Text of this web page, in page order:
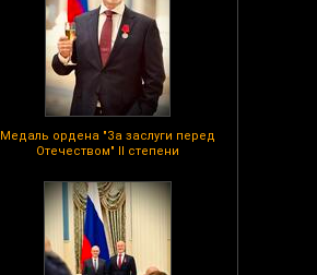
Медаль ордена "За заслуги перед
Отечеством" II степени